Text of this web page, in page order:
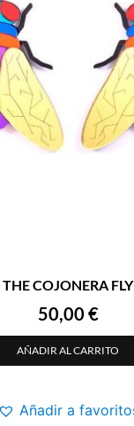
THE COJONERA FLY
50,00 €
AÑADIR AL CARRITO
Añadir a